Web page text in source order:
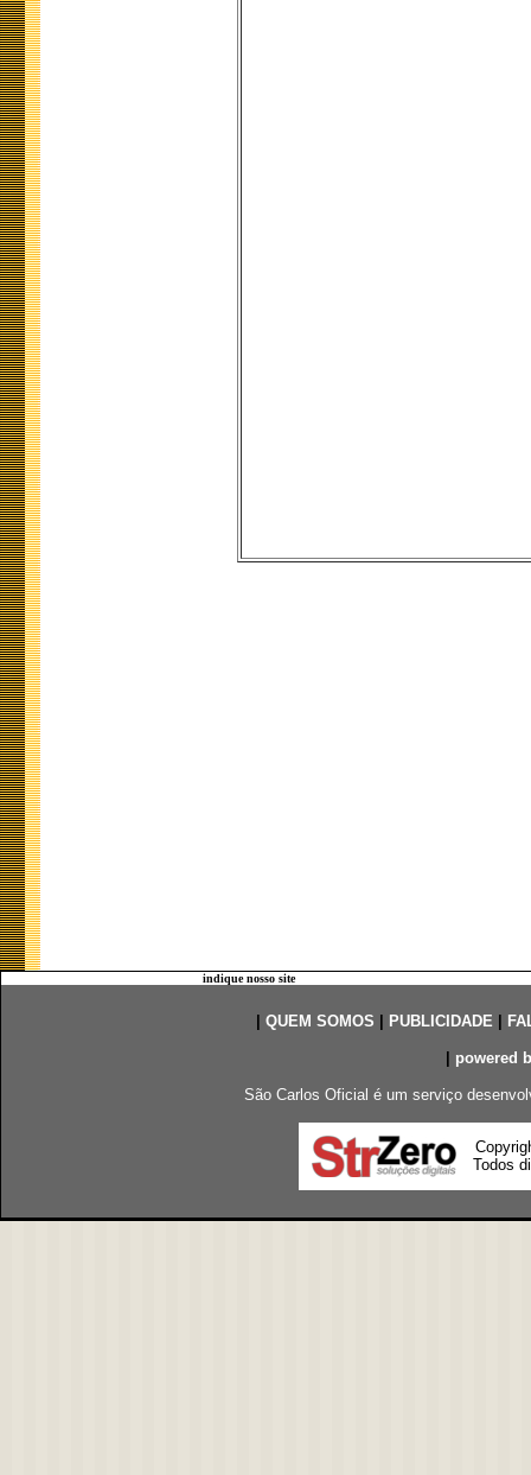
indique nosso site
QUEM SOMOS PUBLICIDADE|
powered
São Carlos Oficial é um serviço
Todos